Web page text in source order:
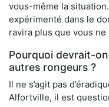
vous-même la
expérimenté dans le
ravira plus que vous ne
Pourquoi devrait-
autres rongeurs ?
Il ne s’agit pas
Alfortville, il est